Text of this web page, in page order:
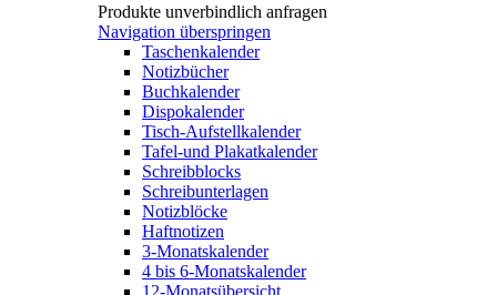
Produkte unverbindlich anfragen
Navigation überspringen
Taschenkalender
Notizbücher
Buchkalender
Dispokalender
Tisch-Aufstellkalender
Tafel-und Plakatkalender
Schreibblocks
Schreibunterlagen
Notizblöcke
Haftnotizen
3-Monatskalender
4 bis 6-Monatskalender
12-Monatsübersicht